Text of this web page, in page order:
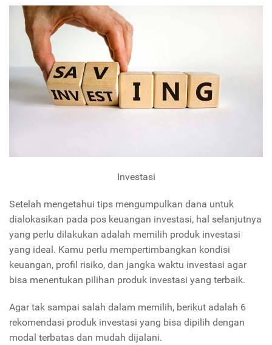
Investasi
Setelah mengetahui tips mengumpulkan dana untuk
dialokasikan pada pos keuangan investasi, hal selanjutnya
yang perlu dilakukan adalah memilih produk investasi
yang ideal. Kamu perlu mempertimbangkan kondisi
keuangan, profil risiko, dan jangka waktu investasi agar
bisa menentukan pilihan produk investasi yang terbaik.
Agar tak sampai salah dalam memilih, berikut adalah 6
rekomendasi produk investasi yang bisa dipilih dengan
modal terbatas dan mudah dijalani.